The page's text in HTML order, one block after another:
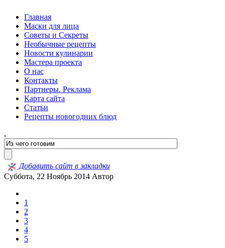
Главная
Маски для лица
Советы и Секреты
Необычные рецепты
Новости кулинарии
Мастера проекта
О нас
Контакты
Партнеры. Реклама
Карта сайта
Статьи
Рецепты новогодних блюд
,
Добавить сайт в закладки
Суббота, 22 Ноябрь 2014 Автор
1
2
3
4
5